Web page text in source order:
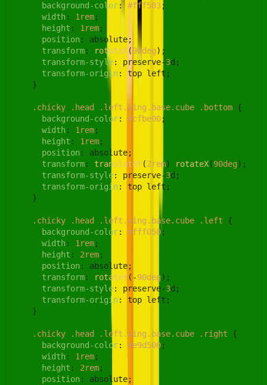
background-color: #fff583;
width: 1rem;
height : 1rem;
position: absolute;
transform: rotateX(90deg);
transform-style: preserve-3d;
transform-origin : top left;
    }
.chicky .head .left .wing .base.cube .bottom {
background-color: #cfbe00;
width: 1rem;
height : 1rem;
position: absolute;
transform: translateY(2rem) rotateX(90deg);
transform-style: preserve-3d;
transform-origin : top left;
    }
.chicky .head .left .wing .base.cube .left {
background-color: #fff050;
width: 1rem;
height : 2rem;
position: absolute;
transform: rotateY(-90deg);
transform-style: preserve-3d;
transform-origin : top left;
    }
.chicky .head .left .wing .base.cube .right {
background-color: #e9d500;
width: 1rem;
height : 2rem;
position: absolute;